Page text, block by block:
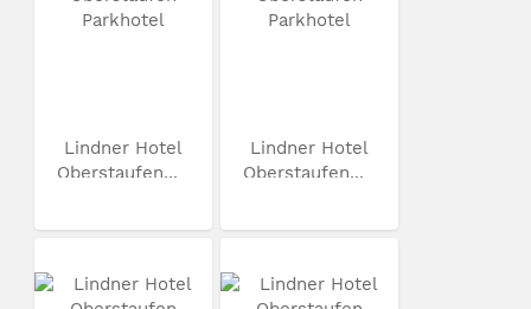
Lindner Hotel
Oberstaufen...
Lindner Hotel
Oberstaufen...